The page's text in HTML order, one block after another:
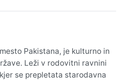
Pakistana, je kulturno in
Leži v rodovitni ravnini
se prepletata starodavna